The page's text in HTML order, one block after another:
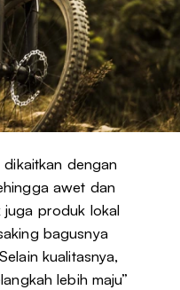
dengan
awet dan
juga produk lokal
bagusnya
kualitasnya,
lebih maju”